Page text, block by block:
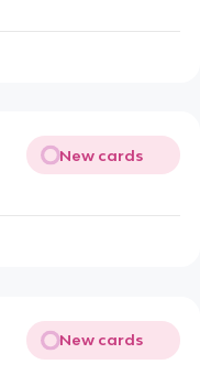
New cards
New cards